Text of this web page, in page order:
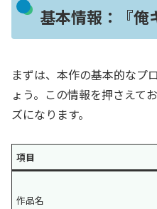
基本情報：『俺
まずは、本作の基本的なプ
ょう。この情報を押さえて
ズになります。
項目
作品名